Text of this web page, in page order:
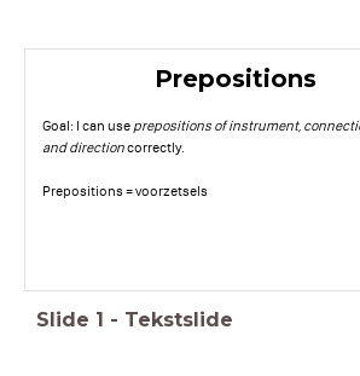
Prepositions
Goal: I can use prepositions of instrument,
and directioncorrectly.
Prepositions = voorzetsels
Slide 1 - Tekstslide